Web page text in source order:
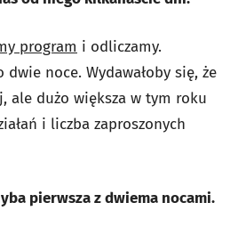
program i odliczamy.
dwie noce. Wydawałoby się, że
ale dużo większa w tym roku
i liczba zaproszonych
pierwsza z dwiema nocami.